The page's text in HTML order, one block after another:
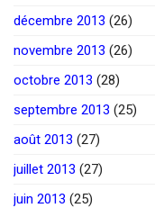
décembre 2013 (26)
novembre 2013 (26)
octobre 2013 (28)
septembre 2013 (25)
août 2013 (27)
juillet 2013 (27)
juin 2013 (25)